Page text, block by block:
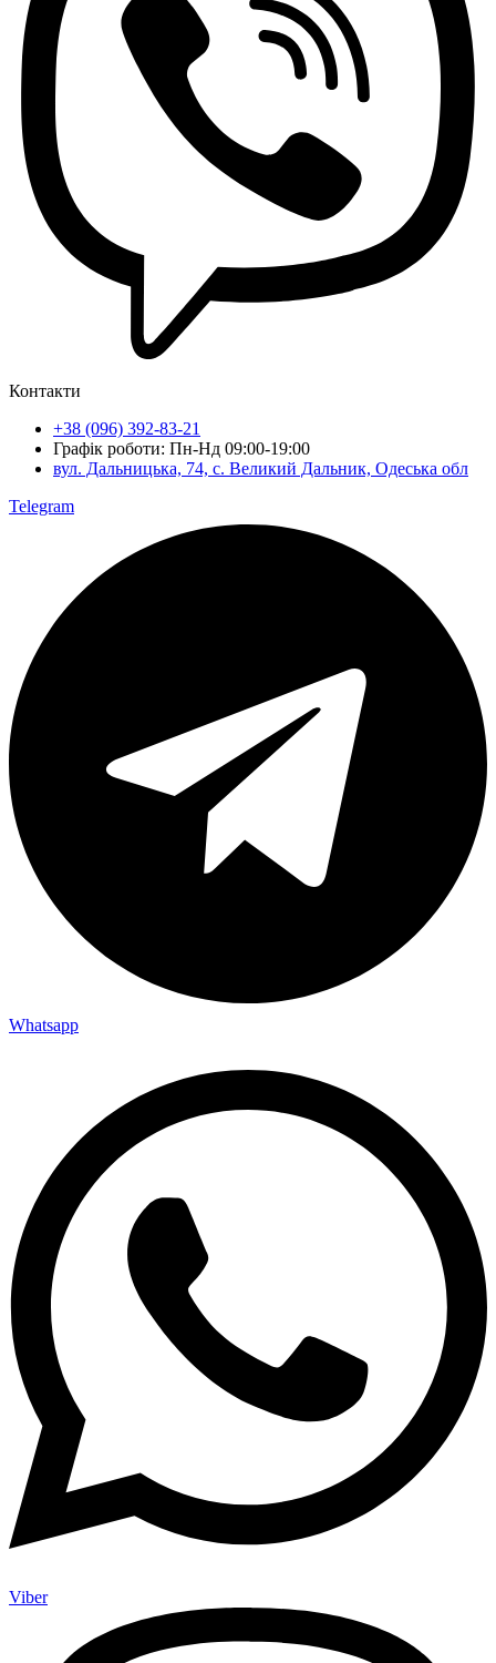
Контакти
+38 (096) 392-83-21
Графік роботи: Пн-Нд 09:00-19:00
вул. Дальницька, 74, c. Великий Дальник, Одеська обл
Telegram
Whatsapp
Viber